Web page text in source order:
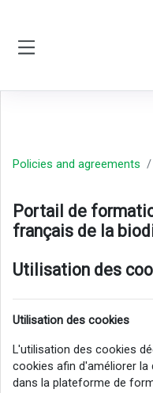
Policies and agreements
Portail de
français de la
Utilisation des
Utilisation des cookies
L'utilisation des cookies
cookies afin d'améliorer la
dans la plateforme de